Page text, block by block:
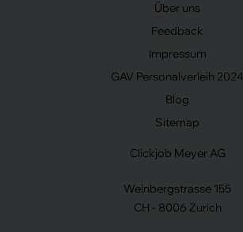
Über uns
Feedback
Impressum
GAV Personalverleih 2024
Blog
Sitemap
Clickjob Meyer AG
Weinbergstrasse 155
CH - 8006 Zurich